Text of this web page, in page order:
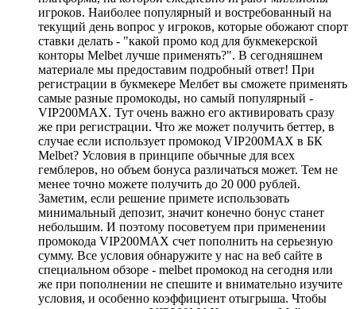
игроков. Наиболее популярный и востребованный на
текущий день вопрос у игроков, которые обожают спорт
ставки делать - "какой промо код для букмекерской
конторы Melbet лучше применять?". В сегодняшнем
материале мы предоставим подробный ответ! При
регистрации в букмекере Мелбет вы сможете применять
самые разные промокоды, но самый популярный -
VIP200MAX. Тут очень важно его активировать сразу
же при регистрации. Что же может получить беттер, в
случае если использует промокод VIP200MAX в БК
Melbet? Условия в принципе обычные для всех
гемблеров, но объем бонуса различаться может. Тем не
менее точно можете получить до 20 000 рублей.
Заметим, если решение примете использовать
минимальный депозит, значит конечно бонус станет
небольшим. И поэтому посоветуем при применении
промокода VIP200MAX счет пополнить на серьезную
сумму. Все условия обнаружите у нас на веб сайте в
специальном обзоре - melbet промокод на сегодня или
же при пополнении не спешите и внимательно изучите
условия, и особенно коэффициент отыгрыша. Чтобы